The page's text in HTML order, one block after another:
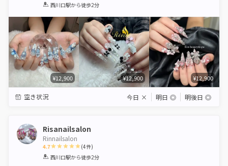
1 2 3 4 5
西川口駅から徒歩2分
¥12,900 ¥12,900 ¥12,900
空き状況 今日 × 明日 ◎ 明後日 ◎
Risanailsalon
Rinnailsalon
4.7
1 2 3 4 5
(4件)
西川口駅から徒歩2分